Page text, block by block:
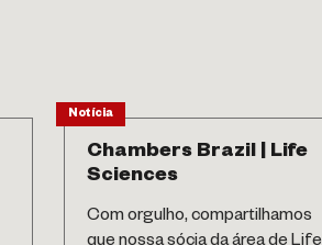
Notícia
Chambers Brazil | Life
Sciences
Com orgulho, compartilhamos